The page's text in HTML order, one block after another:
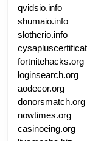
qvidsio.info
shumaio.info
slotherio.info
fortnitehacks.org
loginsearch.org
aodecor.org
donorsmatch.org
nowtimes.org
casinoeing.org